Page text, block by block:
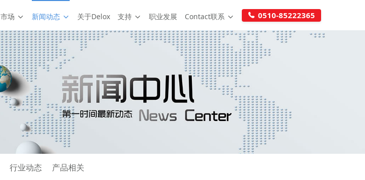
市场 新闻动态 关于Delox 支持 职业发展 Contact联系 0510-85222365
行业动态 产品相关